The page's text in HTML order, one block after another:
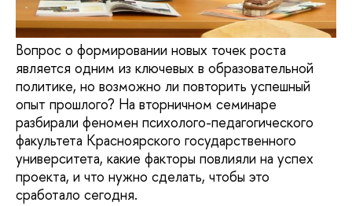
Вопрос о формировании новых точек роста
является одним из ключевых в образовательной
политике, но возможно ли повторить успешный
опыт прошлого? На вторничном семинаре
разбирали феномен психолого-педагогического
факультета Красноярского государственного
университета, какие факторы повлияли на успех
проекта, и что нужно сделать, чтобы это
сработало сегодня.